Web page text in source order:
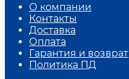
О компании
Контакты
Доставка
Оплата
Гарантия и возврат
Политика ПД